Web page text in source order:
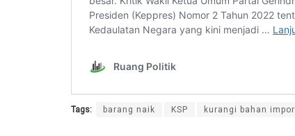
Tags: barang naik KSP kurangi bahan impor